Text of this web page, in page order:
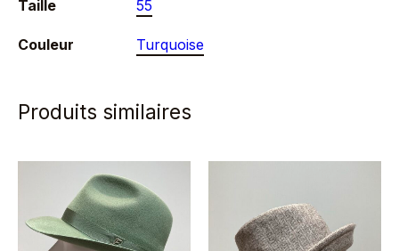
Taille 55
Couleur Turquoise
Produits similaires